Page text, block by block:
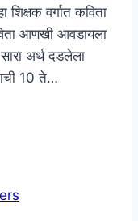
वर्गात कविता
आणखी आवडायला
अर्थ दडलेला
10 ते…